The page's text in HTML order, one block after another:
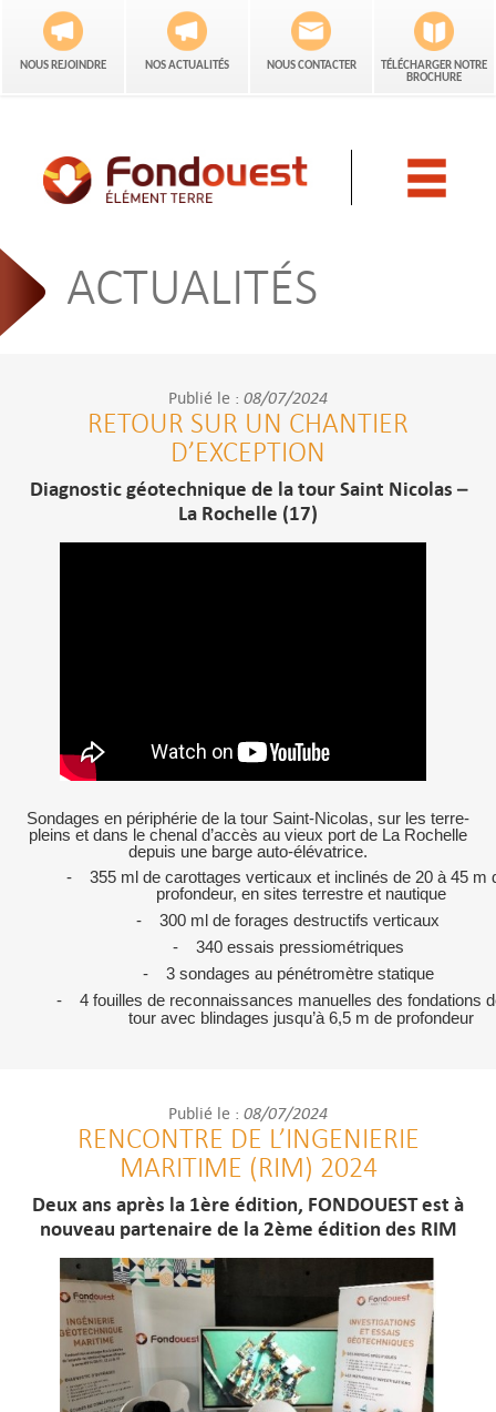
NOUS REJOINDRE NOS ACTUALITÉS NOUS CONTACTER
TÉLÉCHARGER NOTRE
BROCHURE
QUI SOMMES-NOUS ?
NOTRE EXPERTISE
RÉFÉRENCES
ACTUALITÉS
Publié le : 08/07/2024
RETOUR SUR UN CHANTIER
D’EXCEPTION
Diagnostic géotechnique de la tour Saint Nicolas –
La Rochelle (17)
Sondages en périphérie de la tour Saint-Nicolas, sur les terre-
pleins et dans le chenal d’accès au vieux port de La Rochelle
depuis une barge auto-élévatrice.
-
355 ml de carottages verticaux et inclinés de 20 à 45 m
profondeur, en sites terrestre et nautique
-
300 ml de forages destructifs verticaux
-
340 essais pressiométriques
-
3 sondages au pénétromètre statique
-
4 fouilles de reconnaissances manuelles des fondations
tour avec blindages jusqu’à 6,5 m de profondeur
Publié le : 08/07/2024
RENCONTRE DE L’INGENIERIE
MARITIME (RIM) 2024
Deux ans après la 1ère édition, FONDOUEST est à
nouveau partenaire de la 2ème édition des RIM